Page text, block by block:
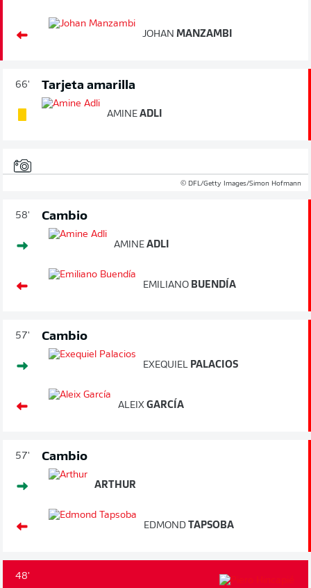
JOHAN MANZAMBI
66' Tarjeta amarilla
AMINE ADLI
© DFL/Getty Images/Simon Hofmann
58' Cambio
AMINE ADLI
EMILIANO BUENDÍA
57' Cambio
EXEQUIEL PALACIOS
ALEIX GARCÍA
57' Cambio
ARTHUR
EDMOND TAPSOBA
48'